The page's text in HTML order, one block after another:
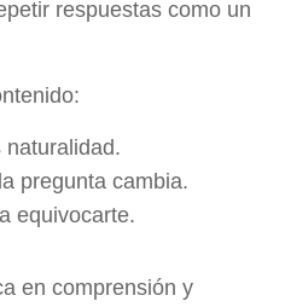
respuestas como un
naturalidad.
pregunta cambia.
equivocarte.
en comprensión y